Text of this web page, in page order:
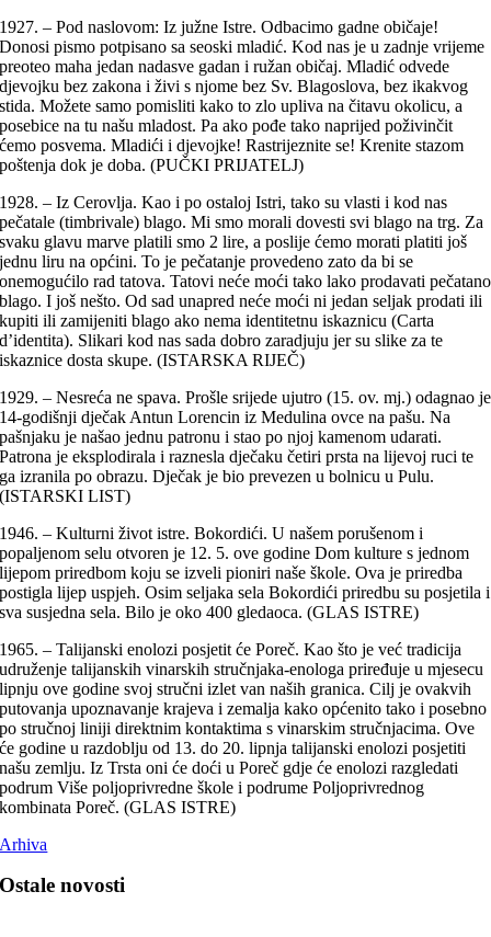
1927. – Pod naslovom: Iz južne Istre. Odbacimo gadne običaje!
Donosi pismo potpisano sa seoski mladić. Kod nas je u zadnje vrijeme
preoteo maha jedan nadasve gadan i ružan običaj. Mladić odvede
djevojku bez zakona i živi s njome bez Sv. Blagoslova, bez ikakvog
stida. Možete samo pomisliti kako to zlo upliva na čitavu okolicu, a
posebice na tu našu mladost. Pa ako pođe tako naprijed poživinčit
ćemo posvema. Mladići i djevojke! Rastrijeznite se! Krenite stazom
poštenja dok je doba. (PUČKI PRIJATELJ)
1928. – Iz Cerovlja. Kao i po ostaloj Istri, tako su vlasti i kod nas
pečatale (timbrivale) blago. Mi smo morali dovesti svi blago na trg. Za
svaku glavu marve platili smo 2 lire, a poslije ćemo morati platiti još
jednu liru na općini. To je pečatanje provedeno zato da bi se
onemogućilo rad tatova. Tatovi neće moći tako lako prodavati pečatano
blago. I još nešto. Od sad unapred neće moći ni jedan seljak prodati ili
kupiti ili zamijeniti blago ako nema identitetnu iskaznicu (Carta
d’identita). Slikari kod nas sada dobro zaradjuju jer su slike za te
iskaznice dosta skupe. (ISTARSKA RIJEČ)
1929. – Nesreća ne spava. Prošle srijede ujutro (15. ov. mj.) odagnao je
14-godišnji dječak Antun Lorencin iz Medulina ovce na pašu. Na
pašnjaku je našao jednu patronu i stao po njoj kamenom udarati.
Patrona je eksplodirala i raznesla dječaku četiri prsta na lijevoj ruci te
ga izranila po obrazu. Dječak je bio prevezen u bolnicu u Pulu.
(ISTARSKI LIST)
1946. – Kulturni život istre. Bokordići. U našem porušenom i
popaljenom selu otvoren je 12. 5. ove godine Dom kulture s jednom
lijepom priredbom koju se izveli pioniri naše škole. Ova je priredba
postigla lijep uspjeh. Osim seljaka sela Bokordići priredbu su posjetila i
sva susjedna sela. Bilo je oko 400 gledaoca. (GLAS ISTRE)
1965. – Talijanski enolozi posjetit će Poreč. Kao što je već tradicija
udruženje talijanskih vinarskih stručnjaka-enologa priređuje u mjesecu
lipnju ove godine svoj stručni izlet van naših granica. Cilj je ovakvih
putovanja upoznavanje krajeva i zemalja kako općenito tako i posebno
po stručnoj liniji direktnim kontaktima s vinarskim stručnjacima. Ove
će godine u razdoblju od 13. do 20. lipnja talijanski enolozi posjetiti
našu zemlju. Iz Trsta oni će doći u Poreč gdje će enolozi razgledati
podrum Više poljoprivredne škole i podrume Poljoprivrednog
kombinata Poreč. (GLAS ISTRE)
Arhiva
Ostale novosti